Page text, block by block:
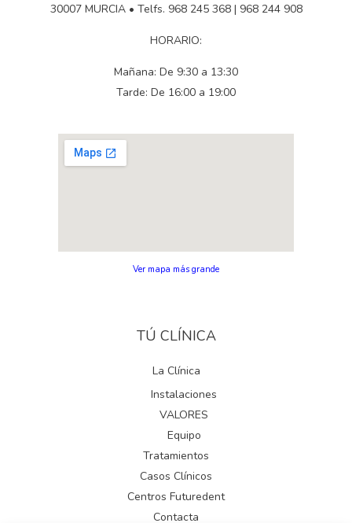
30007 MURCIA • Telfs. 968 245 368 | 968 244 908
HORARIO:
Mañana: De 9:30 a 13:30
Tarde: De 16:00 a 19:00
Ver mapa más grande
TÚ CLÍNICA
La Clínica
Instalaciones
VALORES
Equipo
Tratamientos
Casos Clínicos
Centros Futuredent
Contacta